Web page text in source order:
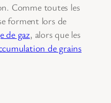
Comme toutes les
forment lors de
de gaz, alors que les
de grains